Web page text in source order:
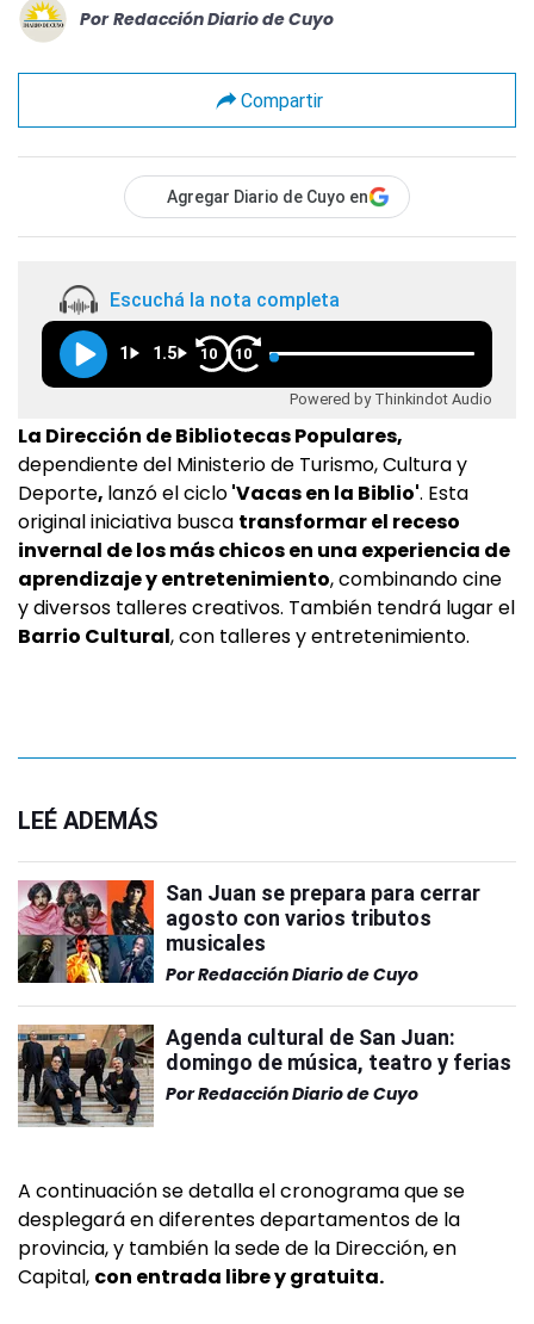
Por Redacción Diario de Cuyo
Compartir
Agregar Diario de Cuyo en
Escuchá la nota completa
1 1.5 10 10
Powered by Thinkindot Audio
La Dirección de Bibliotecas Populares,
dependiente del Ministerio de Turismo, Cultura y
Deporte, lanzó el ciclo'Vacas en la Biblio'. Esta
original iniciativa busca transformar el receso
invernal de los más chicos en una experiencia de
aprendizaje y entretenimiento, combinando cine
y diversos talleres creativos. También tendrá lugar el
Barrio Cultural, con talleres y entretenimiento.
LEÉ ADEMÁS
San Juan se prepara para cerrar
agosto con varios tributos
musicales
PorRedacción Diario de Cuyo
Agenda cultural de San Juan:
domingo de música, teatro y ferias
PorRedacción Diario de Cuyo
A continuación se detalla el cronograma que se
desplegará en diferentes departamentos de la
provincia, y también la sede de la Dirección, en
Capital, con entrada libre y gratuita.